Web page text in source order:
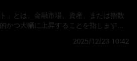
」とは、金融市場、資産、または指数
かつ大幅に上昇することを指します。
激な上昇は、価格の大幅な変動や取引
家やトレーダーのリスクと機会に影響
2025/12/23 10:42